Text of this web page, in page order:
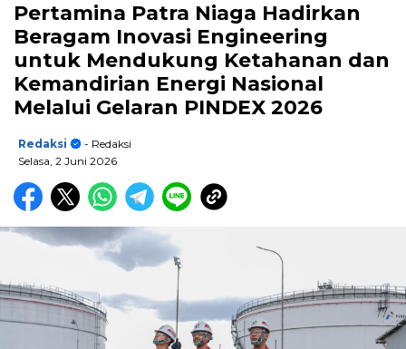
Pertamina Patra Niaga Hadirkan
Beragam Inovasi Engineering
untuk Mendukung Ketahanan dan
Kemandirian Energi Nasional
Melalui Gelaran PINDEX 2026
Redaksi
- Redaksi
Selasa, 2 Juni 2026